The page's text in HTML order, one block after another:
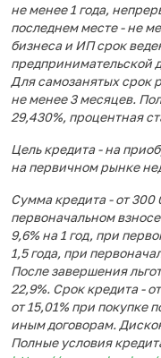
не менее 1 года,
последнем месте - не
бизнеса и ИП срок
предпринимательской
Для самозанятых срок
не менее 3 месяцев.
29,430%, процентная
Цель кредита - на
на первичном рынке
Сумма кредита - от
первоначальном
9,6% на 1 год, при
1,5 года, при
После завершения
22,9%. Срок кредита -
от 15,01% при покупке
иным договорам.
Полные условия